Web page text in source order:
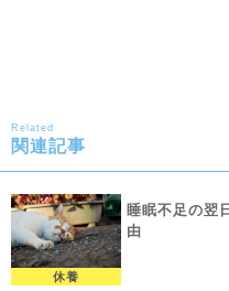
Related
関連記事
休養
睡眠不足の翌
由